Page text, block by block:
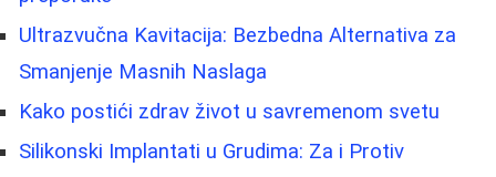
Ultrazvučna Kavitacija: Bezbedna Alternativa za
Smanjenje Masnih Naslaga
Kako postići zdrav život u savremenom svetu
Silikonski Implantati u Grudima: Za i Protiv